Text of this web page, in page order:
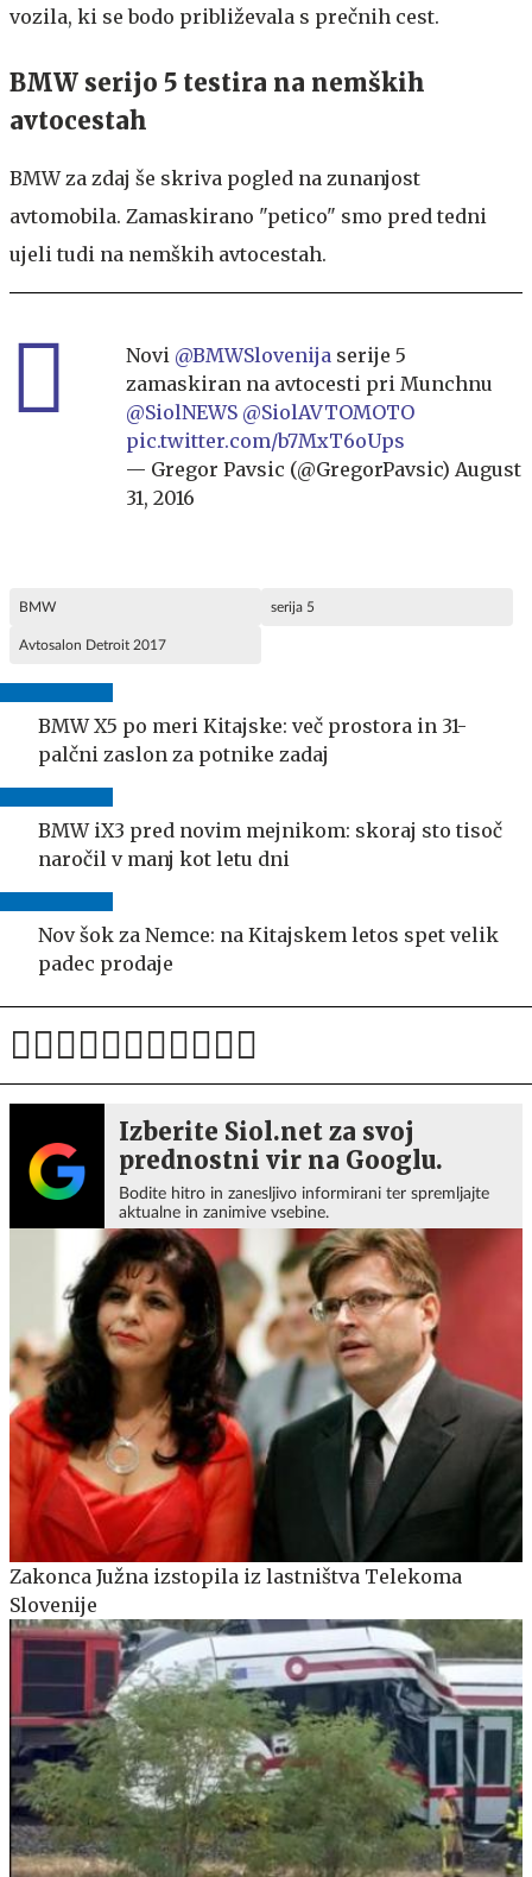
vozila, ki se bodo približevala s prečnih cest.
BMW serijo 5 testira na nemških
avtocestah
BMW za zdaj še skriva pogled na zunanjost
avtomobila. Zamaskirano "petico" smo pred tedni
ujeli tudi na nemških avtocestah.
Novi @BMWSlovenija serije 5
zamaskiran na avtocesti pri Munchnu
@SiolNEWS @SiolAVTOMOTO
pic.twitter.com/b7MxT6oUps
— Gregor Pavsic (@GregorPavsic) August
31, 2016
BMW serija 5
Avtosalon Detroit 2017
BMW X5 po meri Kitajske: več prostora in 31-
palčni zaslon za potnike zadaj
BMW iX3 pred novim mejnikom: skoraj sto tisoč
naročil v manj kot letu dni
Nov šok za Nemce: na Kitajskem letos spet velik
padec prodaje
Izberite Siol.net za svoj
prednostni vir na Googlu.
Bodite hitro in zanesljivo informirani ter spremljajte
aktualne in zanimive vsebine.
Zakonca Južna izstopila iz lastništva Telekoma
Slovenije